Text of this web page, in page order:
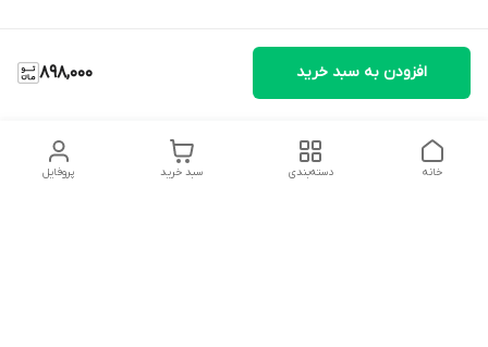
898,000 افزودن به سبد خرید
پروفایل سبد خرید دسته‌بندی خانه